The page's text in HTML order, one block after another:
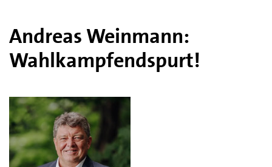
Andreas Weinmann:
Wahlkampfendspurt!